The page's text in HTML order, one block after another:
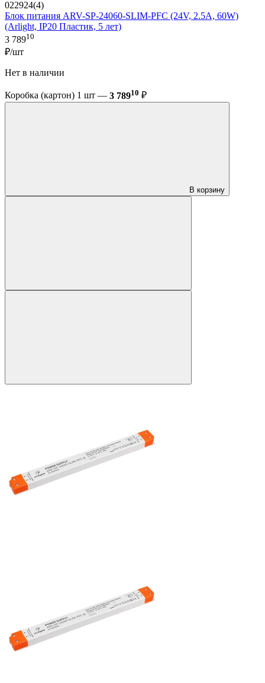
022924(4)
Блок питания ARV-SP-24060-SLIM-PFC (24V, 2.5A, 60W)
(Arlight, IP20 Пластик, 5 лет)
3 78910
₽/шт
Нет в наличии
Коробка (картон) 1 шт — 3 78910 ₽
В корзину